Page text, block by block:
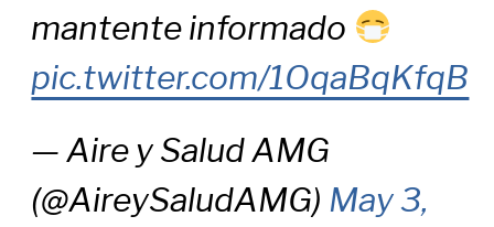
mantente informado
pic.twitter.com/1OqaBqKfqB
— Aire y Salud AMG
(@AireySaludAMG) May 3,